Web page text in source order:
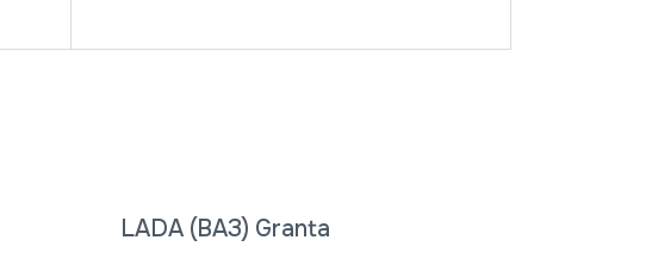
LADA (ВАЗ) Granta